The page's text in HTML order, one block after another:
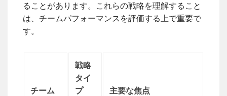
ることがあります。これらの戦略を理解すること
は、チームパフォーマンスを評価する上で重要で
す。
チーム
戦略
タイ
プ
主要な焦点